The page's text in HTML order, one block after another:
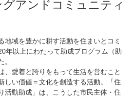
アンドコミュニティ
地域を豊かに耕す活動を住まいとコミ
年以上にわたって助成プログラム（助
。
、愛着と誇りをもって生活を営むこと
しい価値＝文化を創造する活動。「住
活動助成」は、こうした市民主体・住